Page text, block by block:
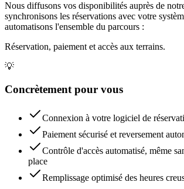
Nous diffusons vos disponibilités auprès de
synchronisons les réservations avec votre
automatisons l'ensemble du parcours :
Réservation, paiement et accès aux terrains.
💡
Concrètement pour vous
Connexion à votre logiciel de
Paiement sécurisé et reversement
Contrôle d'accès automatisé, même
place
Remplissage optimisé des heures